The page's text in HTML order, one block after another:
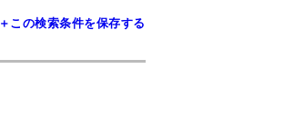
＋この検索条件を保存する